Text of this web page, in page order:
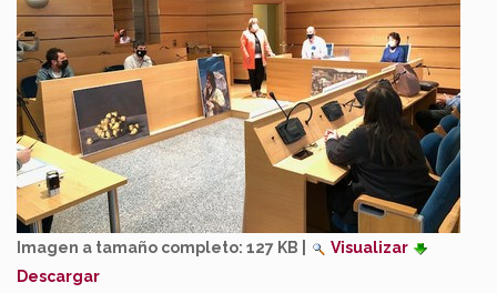
Imagen a tamaño completo: 127 KB
Visualizar
Descargar